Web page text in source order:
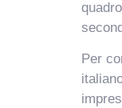
Per